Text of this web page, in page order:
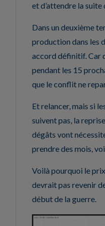
et d’attendre la suite
Dans un deuxième
production dans les
accord définitif. Car
pendant les 15
que le conflit ne
Et relancer, mais si
suivent pas, la
dégâts vont
prendre des mois,
Voilà pourquoi le
devrait pas revenir
début de la guerre.